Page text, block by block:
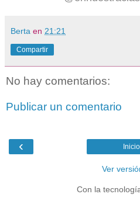
Berta en 21:21
Compartir
No hay comentarios:
Publicar un comentario
‹ Inicio
Ver
Con la